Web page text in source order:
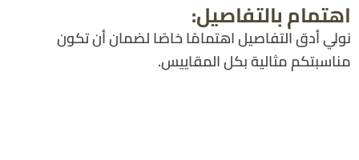
اهتمام بالتفاصيل:
نولي أدق التفاصيل اهتمامًا خاصًا لضمان أن تكون
مناسبتكم مثالية بكل المقاييس.